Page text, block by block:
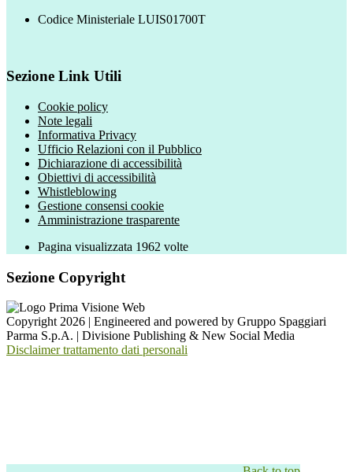
Codice Ministeriale LUIS01700T
Sezione Link Utili
Cookie policy
Note legali
Informativa Privacy
Ufficio Relazioni con il Pubblico
Dichiarazione di accessibilità
Obiettivi di accessibilità
Whistleblowing
Gestione consensi cookie
Amministrazione trasparente
Pagina visualizzata 1962 volte
Sezione Copyright
Copyright 2026 | Engineered and powered by Gruppo Spaggiari
Parma S.p.A. | Divisione Publishing & New Social Media
Disclaimer trattamento dati personali